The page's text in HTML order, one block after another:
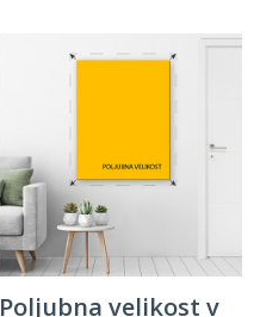
Poljubna velikost v